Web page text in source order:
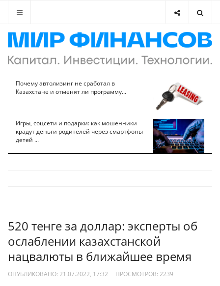
Почему автолизинг не сработал в
Казахстане и отменят ли программу...
Игры, соцсети и подарки: как мошенники
крадут деньги родителей через смартфоны
детей ...
520 тенге за доллар: эксперты об
ослаблении казахстанской
нацвалюты в ближайшее время
ОПУБЛИКОВАНО: 21.07.2022, 17:32 ПРОСМОТРОВ: 2239